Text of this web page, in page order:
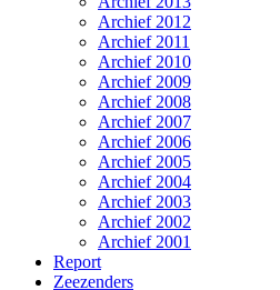
Archief 2012
Archief 2011
Archief 2010
Archief 2009
Archief 2008
Archief 2007
Archief 2006
Archief 2005
Archief 2004
Archief 2003
Archief 2002
Archief 2001
Report
Zeezenders